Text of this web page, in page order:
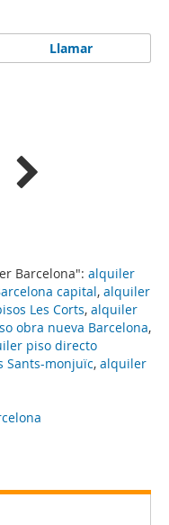
Barcelona": alquiler
capital, alquiler
Les Corts, alquiler
obra nueva Barcelona,
piso directo
Sants-monjuïc, alquiler
Llamar